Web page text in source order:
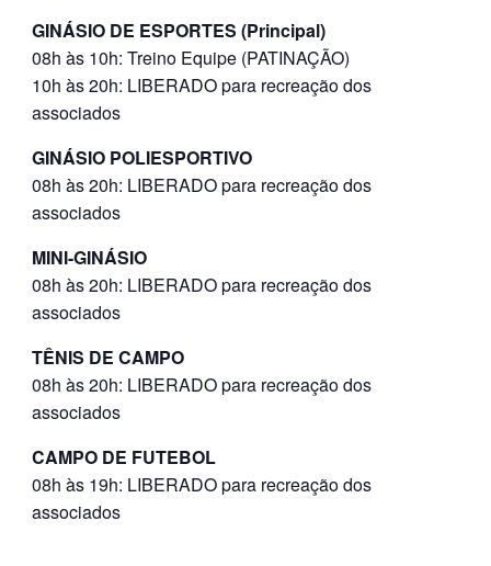
GINÁSIO DE ESPORTES (Principal)
08h às 10h: Treino Equipe (PATINAÇÃO)
10h às 20h: LIBERADO para recreação dos
associados
GINÁSIO POLIESPORTIVO
08h às 20h: LIBERADO para recreação dos
associados
MINI-GINÁSIO
08h às 20h: LIBERADO para recreação dos
associados
TÊNIS DE CAMPO
08h às 20h: LIBERADO para recreação dos
associados
CAMPO DE FUTEBOL
08h às 19h: LIBERADO para recreação dos
associados